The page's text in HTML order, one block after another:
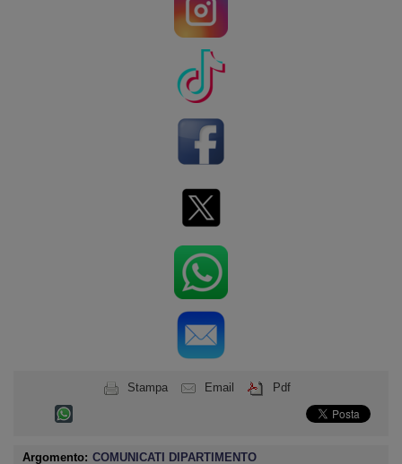
Stampa Email Pdf
Argomento: COMUNICATI DIPARTIMENTO